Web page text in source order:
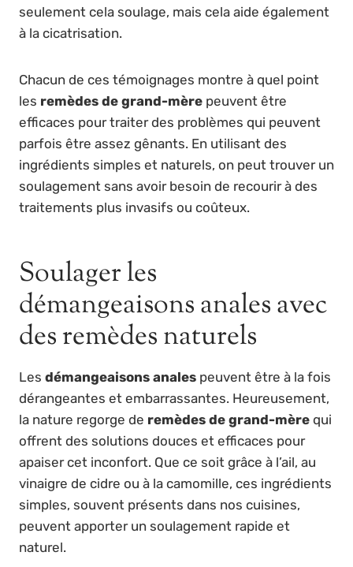
seulement cela soulage, mais cela aide également
à la cicatrisation.
Chacun de ces témoignages montre à quel point
les remèdes de grand-mère peuvent être
efficaces pour traiter des problèmes qui peuvent
parfois être assez gênants. En utilisant des
ingrédients simples et naturels, on peut trouver un
soulagement sans avoir besoin de recourir à des
traitements plus invasifs ou coûteux.
Soulager les
démangeaisons anales avec
des remèdes naturels
Les démangeaisons anales peuvent être à la fois
dérangeantes et embarrassantes. Heureusement,
la nature regorge de remèdes de grand-mère qui
offrent des solutions douces et efficaces pour
apaiser cet inconfort. Que ce soit grâce à l’ail, au
vinaigre de cidre ou à la camomille, ces ingrédients
simples, souvent présents dans nos cuisines,
peuvent apporter un soulagement rapide et
naturel.